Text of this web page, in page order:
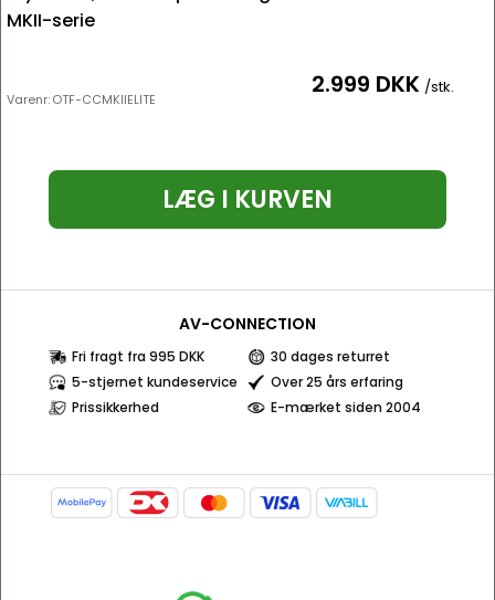
MKII-serie
Varenr:OTF-CCMKIIELITE 2.999 DKK /stk.
LÆG I KURVEN
AV-CONNECTION
Fri fragt fra 995 DKK
30 dages returret
5-stjernet kundeservice
Over 25 års erfaring
Prissikkerhed
E-mærket siden 2004